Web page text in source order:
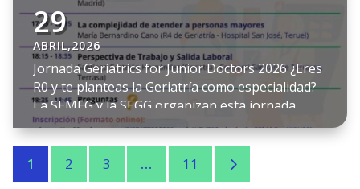
29
ABRIL,2026
Jornada Geriatrics for Junior Doctors 2026 ¿Eres
R0 y te planteas la Geriatría como especialidad?
La SEMEG y la SEGG organizan esta jornada
online pensada para residentes que acaban de
hacer el examen MIR y quieren conocer más
sobre la Geriatría antes de tomar su decisión. 29
de abril de 2026 a las 17:30 […]
1 2 3 … 11 5